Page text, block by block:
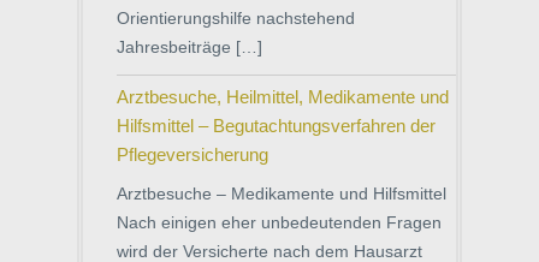
Orientierungshilfe nachstehend
Jahresbeiträge […]
Arztbesuche, Heilmittel, Medikamente und
Hilfsmittel – Begutachtungsverfahren der
Pflegeversicherung
Arztbesuche – Medikamente und Hilfsmittel
Nach einigen eher unbedeutenden Fragen
wird der Versicherte nach dem Hausarzt